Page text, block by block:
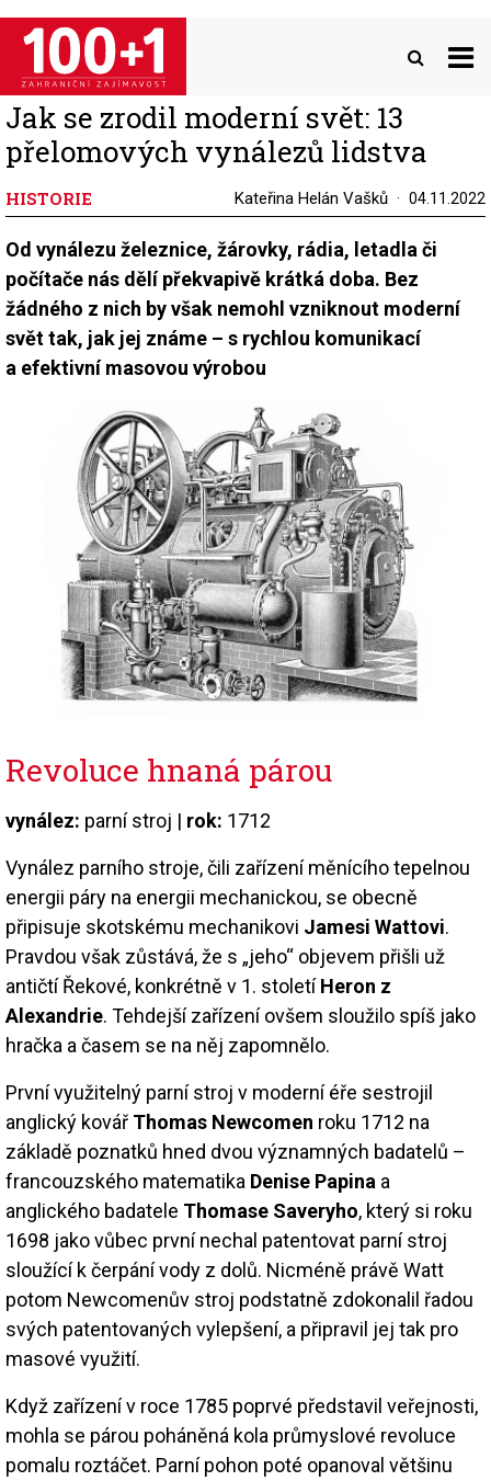
Přejít
hlavnímu
obsahu
Jak se zrodil moderní svět: 13
přelomových vynálezů lidstva
HISTORIE Kateřina Helán Vašků 04.11.2022
Od vynálezu železnice, žárovky, rádia, letadla či
počítače nás dělí překvapivě krátká doba. Bez
žádného z nich by však nemohl vzniknout moderní
svět tak, jak jej známe – s rychlou komunikací
a efektivní masovou výrobou
Revoluce hnaná párou
vynález: parní stroj | rok: 1712
Vynález parního stroje, čili zařízení měnícího tepelnou
energii páry na energii mechanickou, se obecně
připisuje skotskému mechanikovi Jamesi Wattovi.
Pravdou však zůstává, že s „jeho“ objevem přišli už
antičtí Řekové, konkrétně v 1. stoletíHeron z
Alexandrie. Tehdejší zařízení ovšem sloužilo spíš jako
hračka a časem se na něj zapomnělo.
První využitelný parní stroj v moderní éře sestrojil
anglický kovář Thomas Newcomen roku 1712 na
základě poznatků hned dvou významných badatelů –
francouzského matematika Denise Papina a
anglického badatele Thomase Saveryho, který si roku
1698 jako vůbec první nechal patentovat parní stroj
sloužící k čerpání vody z dolů. Nicméně právě Watt
potom Newcomenův stroj podstatně zdokonalil řadou
svých patentovaných vylepšení, a připravil jej tak pro
masové využití.
Když zařízení v roce 1785 poprvé představil veřejnosti,
mohla se párou poháněná kola průmyslové revoluce
pomalu roztáčet. Parní pohon poté opanoval většinu